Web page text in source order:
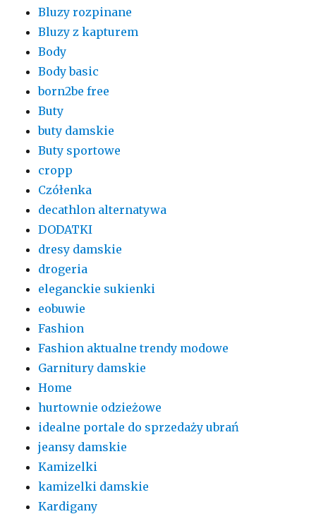
Bluzy rozpinane
Bluzy z kapturem
Body
Body basic
born2be free
Buty
buty damskie
Buty sportowe
cropp
Czółenka
decathlon alternatywa
DODATKI
dresy damskie
drogeria
eleganckie sukienki
eobuwie
Fashion
Fashion aktualne trendy modowe
Garnitury damskie
Home
hurtownie odzieżowe
idealne portale do sprzedaży ubrań
jeansy damskie
Kamizelki
kamizelki damskie
Kardigany